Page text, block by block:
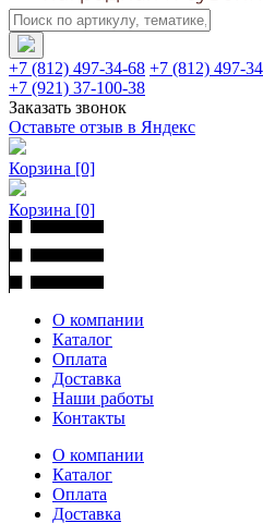
+7 (812) 497-34-68 +7 (812) 497-
+7 (921) 37-100-38
Заказать звонок
Оставьте отзыв в Яндекс
Корзина [0]
Корзина [0]
О компании
Каталог
Оплата
Доставка
Наши работы
Контакты
О компании
Каталог
Оплата
Доставка